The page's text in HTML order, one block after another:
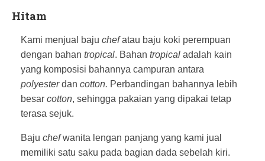
Hitam
Kami menjual baju chefatau baju koki perempuan
dengan bahan tropical. Bahan tropical adalah kain
yang komposisi bahannya campuran antara
polyesterdan cotton. Perbandingan bahannya lebih
besar cotton, sehingga pakaian yang dipakai tetap
terasa sejuk.
Baju chefwanita lengan panjang yang kami jual
memiliki satu saku pada bagian dada sebelah kiri.